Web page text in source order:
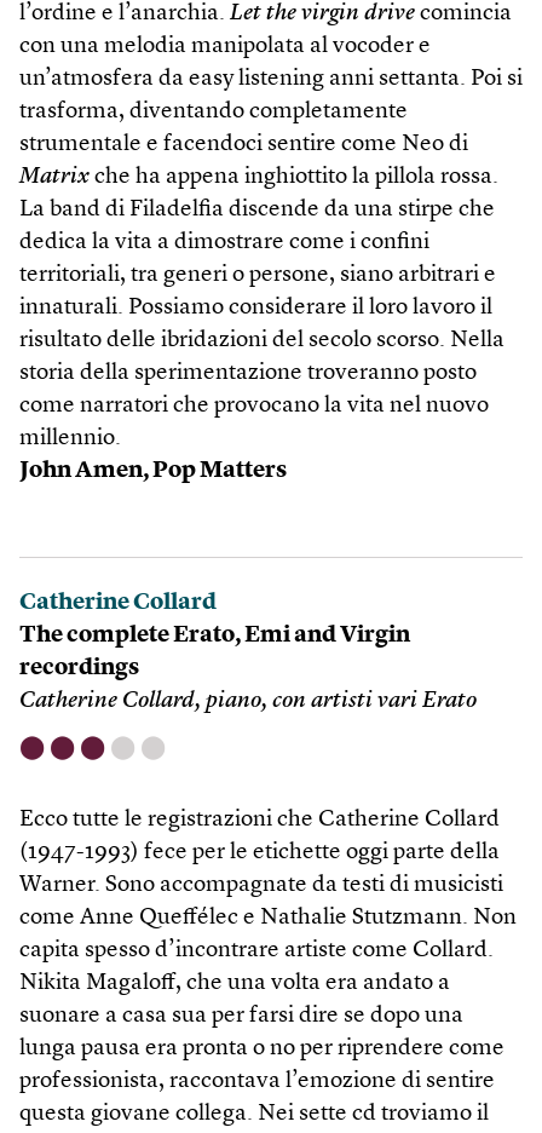
l’ordine e l’anarchia. Let the virgin drive comincia
con una melodia manipolata al vocoder e
un’atmosfera da easy listening anni settanta. Poi si
trasforma, diventando completamente
strumentale e facendoci sentire come Neo di
Matrix che ha appena inghiottito la pillola rossa.
La band di Filadelfia discende da una stirpe che
dedica la vita a dimostrare come i confini
territoriali, tra generi o persone, siano arbitrari e
innaturali. Possiamo considerare il loro lavoro il
risultato delle ibridazioni del secolo scorso. Nella
storia della sperimentazione troveranno posto
come narratori che provocano la vita nel nuovo
millennio.
John Amen, Pop Matters
Catherine Collard
The complete Erato, Emi and Virgin
recordings
Catherine Collard, piano, con artisti vari Erato
⬤ ⬤ ⬤ ⬤ ⬤
Ecco tutte le registrazioni che Catherine Collard
(1947-1993) fece per le etichette oggi parte della
Warner. Sono accompagnate da testi di musicisti
come Anne Queffélec e Nathalie Stutzmann. Non
capita spesso d’incontrare artiste come Collard.
Nikita Magaloff, che una volta era andato a
suonare a casa sua per farsi dire se dopo una
lunga pausa era pronta o no per riprendere come
professionista, raccontava l’emozione di sentire
questa giovane collega. Nei sette cd troviamo il